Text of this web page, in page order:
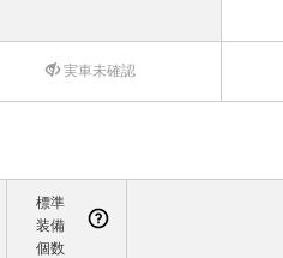
実車未確認
標準
装備
個数